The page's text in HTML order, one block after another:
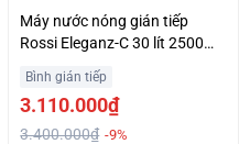
Máy nước nóng gián tiếp
Rossi Eleganz-C 30 lít 2500W
Bình gián tiếp
3.110.000₫
3.400.000₫ -9%